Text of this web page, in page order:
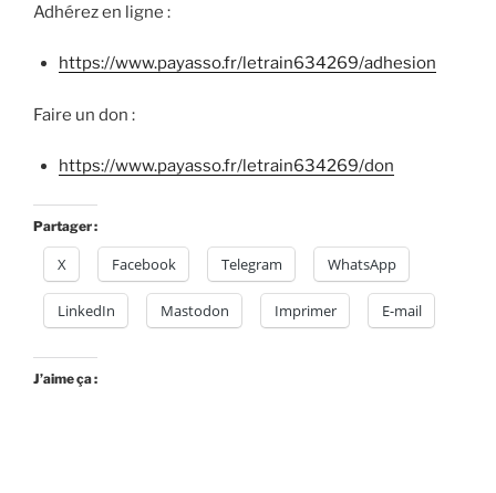
Adhérez en ligne :
https://www.payasso.fr/letrain634269/adhesion
Faire un don :
https://www.payasso.fr/letrain634269/don
Partager :
X Facebook Telegram WhatsApp
LinkedIn Mastodon Imprimer E-mail
J’aime ça :